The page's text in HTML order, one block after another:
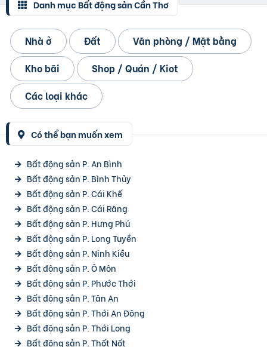
Danh mục Bất động sản Cần Thơ
Nhà ở Đất
Văn phòng / Mặt bằng
Kho bãi
Shop / Quán / Kiot
Các loại khác
Có thể bạn muốn xem
Bất động sản P. An Bình
Bất động sản P. Bình Thủy
Bất động sản P. Cái Khế
Bất động sản P. Cái Răng
Bất động sản P. Hưng Phú
Bất động sản P. Long Tuyền
Bất động sản P. Ninh Kiều
Bất động sản P. Ô Môn
Bất động sản P. Phước Thới
Bất động sản P. Tân An
Bất động sản P. Thới An Đông
Bất động sản P. Thới Long
Bất động sản P. Thốt Nốt